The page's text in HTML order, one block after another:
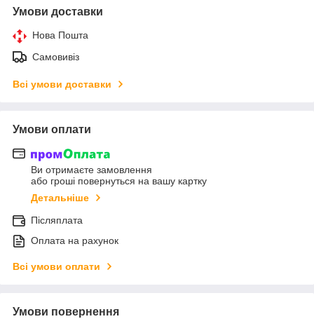
Умови доставки
Нова Пошта
Самовивіз
Всі умови доставки
Умови оплати
Ви отримаєте замовлення
або гроші повернуться на вашу картку
Детальніше
Післяплата
Оплата на рахунок
Всі умови оплати
Умови повернення